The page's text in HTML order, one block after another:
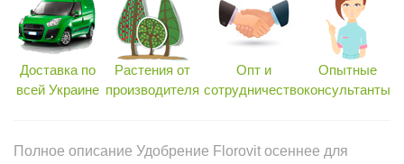
Доставка по
всей Украине
Растения от
производителя
Опт и
сотрудничество
Опытные
консультанты
Полное описание Удобрение Florovit осеннее для